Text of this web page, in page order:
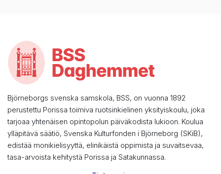
Björneborgs svenska samskola, BSS, on vuonna 1892
perustettu Porissa toimiva ruotsinkielinen yksityiskoulu, joka
tarjoaa yhtenäisen opintopolun päiväkodista lukioon. Koulua
ylläpitävä säätiö, Svenska Kulturfonden i Björneborg (SKiB),
edistää monikielisyyttä, elinikäistä oppimista ja suvaitsevaa,
tasa-arvoista kehitystä Porissa ja Satakunnassa.